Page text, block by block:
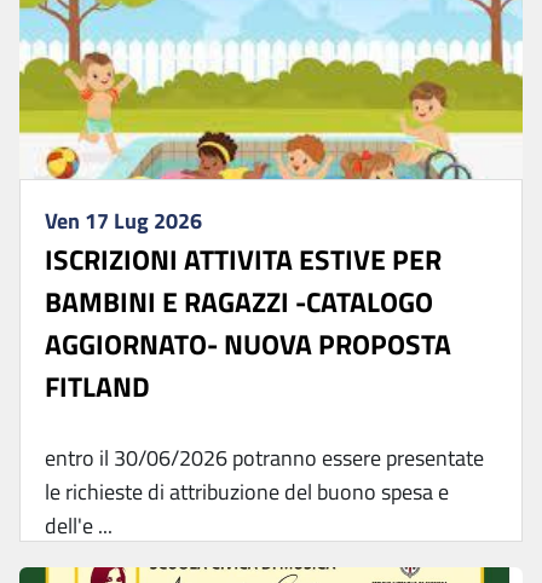
Ven 17 Lug 2026
ISCRIZIONI ATTIVITA ESTIVE PER
BAMBINI E RAGAZZI -CATALOGO
AGGIORNATO- NUOVA PROPOSTA
FITLAND
entro il 30/06/2026 potranno essere presentate
le richieste di attribuzione del buono spesa e
dell'e ...